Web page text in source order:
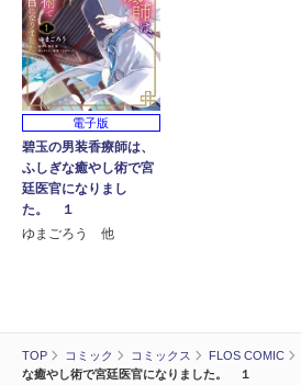
TOP コミック コミックス FLOS COMIC
な癒やし術で宮廷医官になりました。 １
電子版
碧玉の男装香療師は、
ふしぎな癒やし術で宮
廷医官になりまし
た。 １
ゆまごろう 他